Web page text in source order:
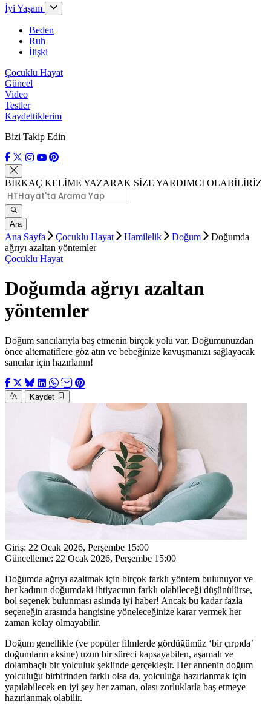
İyi Yaşam
Beden
Ruh
İlişki
Çocuklu Hayat
Güncel
Video
Testler
Kaydettiklerim
Bizi Takip Edin
BİRKAÇ KELİME YAZARAK SİZE YARDIMCI OLABİLİRİZ
Ara
Ana Sayfa Çocuklu Hayat Hamilelik Doğum
Doğumda
ağrıyı azaltan yöntemler
Çocuklu Hayat
Doğumda ağrıyı azaltan
yöntemler
Doğum sancılarıyla baş etmenin birçok yolu var. Doğumunuzdan
önce alternatiflere göz atın ve bebeğinize kavuşmanızı sağlayacak
sancılar için hazırlanın!
Kaydet
Giriş: 22 Ocak 2026, Perşembe 15:00
Güncelleme: 22 Ocak 2026, Perşembe 15:00
Doğumda ağrıyı azaltmak için birçok farklı yöntem bulunuyor ve
her kadının doğumdaki ihtiyacının farklı olabileceği düşünülürse,
bol seçenek bulunması aslında iyi haber! Ancak bu kadar fazla
seçeneğin arasında hangisine yöneleceğinize karar vermek her
zaman kolay olmayabilir.
Doğum genellikle (ve popüler filmlerde gördüğümüz ‘bir çırpıda’
doğumların aksine) uzun bir süreci kapsayabilen, aşamalı ve
dolambaçlı bir yolculuk şeklinde gerçekleşir. Her annenin doğum
yolculuğu birbirinden farklı olsa da, yolculuğa hazırlanmak için
yapılabilecek en iyi şey her zaman, olası zorluklarla baş etmeye
hazırlanmak olabilir.